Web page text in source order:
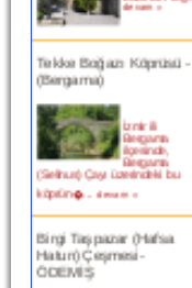
(Bergama)
Bergama
ilçesinde,
Bergama
(Selinus) Çayı üzerindeki bu
köprün�... devam »
Hatun) Çeşmesi-
ÖDEMİŞ